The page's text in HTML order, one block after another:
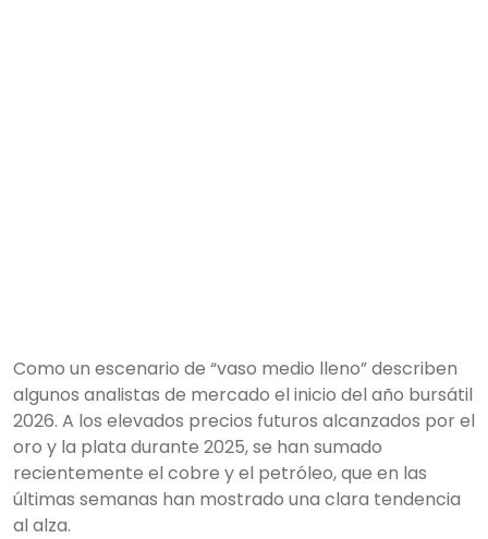
Como un escenario de “vaso medio lleno” describen
algunos analistas de mercado el inicio del año bursátil
2026. A los elevados precios futuros alcanzados por el
oro y la plata durante 2025, se han sumado
recientemente el cobre y el petróleo, que en las
últimas semanas han mostrado una clara tendencia
al alza.